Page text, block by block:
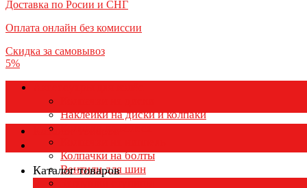
Доставка по Росии и СНГ
Оплата онлайн без комиссии
Скидка за самовывоз
5%
Наклейки на диски и колпаки
Колпаки на колеса
Колпачки на болты
Вентили для шин
Каталог товаров
Каталог товаров